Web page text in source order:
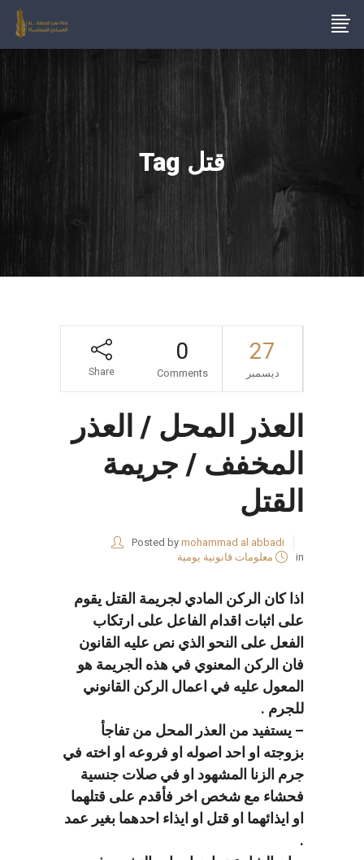
قتل Tag
27
ديسمبر
0
Comments
Share
العذر المحل / العذر
المخفف / جريمة
القتل
Posted by mohammad al abbadi
in
معلومات قانونية يومية
اذا كان الركن المادي لجريمة القتل يقوم
على اثبات اقدام الفاعل على ارتكاب
الفعل على النحو الذي نص عليه القانون
فان الركن المعنوي في هذه الجريمة هو
المعول عليه في اعمال الركن القانوني
للجرم .
– يستفيد من العذر المحل من تفاجأ
بزوجته او احد اصوله او فروعه او اخته في
جرم الزنا المشهود او في صلات جنسية
فحشاء مع شخص اخر فأقدم على قتلهما
او ايذائهما او قتل او ايذاء احدهما بغير عمد
.